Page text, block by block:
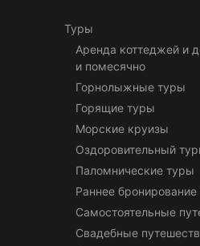
Туры
Аренда коттеджей и
и помесячно
Горнолыжные туры
Горящие туры
Морские круизы
Оздоровительный
Паломнические туры
Раннее
Самостоятельные
Свадебные